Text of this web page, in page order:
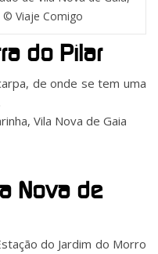
Viaje Comigo
do Pilar
de onde se tem uma
Vila Nova de Gaia
Nova de
do Jardim do Morro